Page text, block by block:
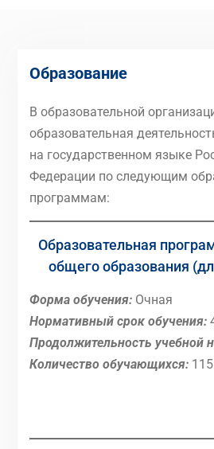
Образование
В образовательной
образовательная
на государственном языке
Федерации по следующим
программам:
Образовательная
общего образования
Форма обучения:Очная
Нормативный срок обучения:
Продолжительность учебной
Количество обучающихся:115